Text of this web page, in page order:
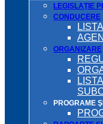
LEGISLAŢIE
CONDUCERE
ORGANIZARE
PROGRAME